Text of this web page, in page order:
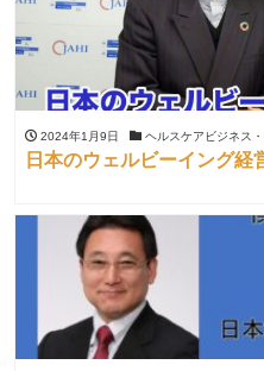
2024年1月9日 ヘルスケアビジネス
日本のウェルビーイング経